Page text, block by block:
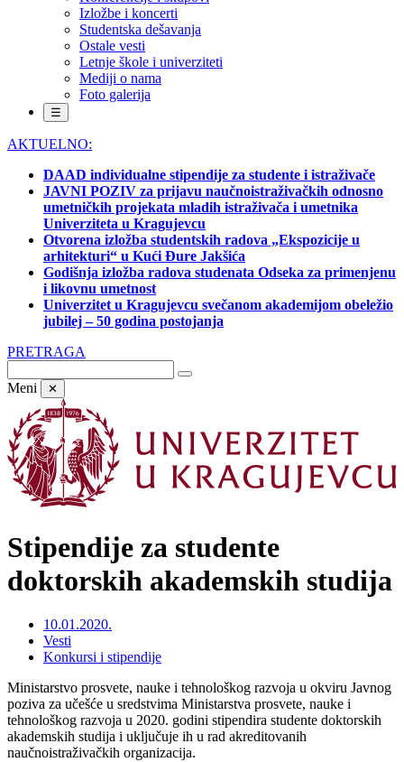
Izložbe i koncerti
Studentska dešavanja
Ostale vesti
Letnje škole i univerziteti
Mediji o nama
Foto galerija
☰
AKTUELNO:
DAAD individualne stipendije za studente i istraživače
JAVNI POZIV za prijavu naučnoistraživačkih odnosno
umetničkih projekata mladih istraživača i umetnika
Univerziteta u Kragujevcu
Otvorena izložba studentskih radova „Ekspozicije u
arhitekturi“ u Kući Đure Jakšića
Godišnja izložba radova studenata Odseka za primenjenu
i likovnu umetnost
Univerzitet u Kragujevcu svečanom akademijom obeležio
jubilej – 50 godina postojanja
PRETRAGA
Meni ✕
Stipendije za studente
doktorskih akademskih studija
10.01.2020.
Vesti
Konkursi i stipendije
Ministarstvo prosvete, nauke i tehnološkog razvoja u okviru Javnog
poziva za učešće u sredstvima Ministarstva prosvete, nauke i
tehnološkog razvoja u 2020. godini stipendira studente doktorskih
akademskih studija i uključuje ih u rad akreditovanih
naučnoistraživačkih organizacija.